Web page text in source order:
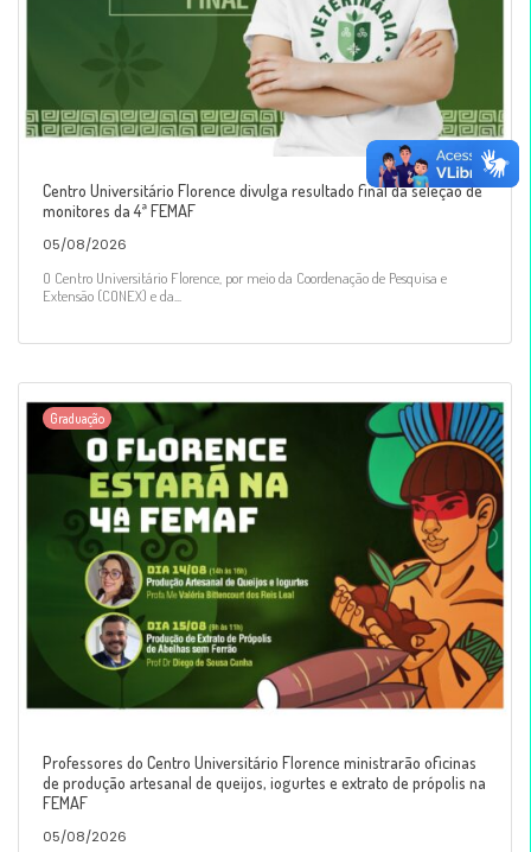
Centro Universitário Florence divulga resultado final da seleção de
monitores da 4ª FEMAF
05/08/2026
O Centro Universitário Florence, por meio da Coordenação de Pesquisa e
Extensão (CONEX) e da...
Graduação
Professores do Centro Universitário Florence ministrarão oficinas
de produção artesanal de queijos, iogurtes e extrato de própolis na
FEMAF
05/08/2026